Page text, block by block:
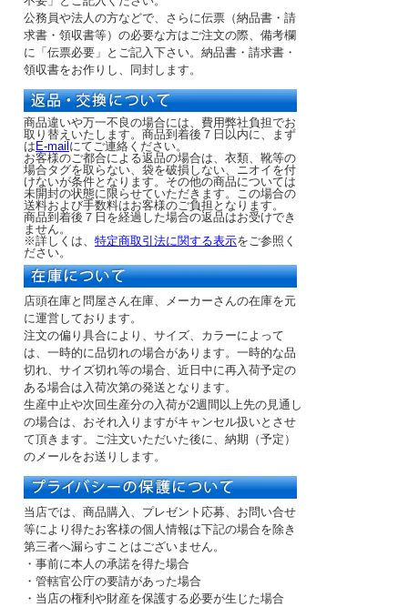
公務員や法人の方などで、さらに伝票（納品書・請
求書・領収書等）の必要な方はご注文の際、備考欄
に「伝票必要」とご記入下さい。納品書・請求書・
領収書をお作りし、同封します。
商品違いや万一不良の場合には、費用弊社負担でお
取り替えいたします。商品到着後７日以内に、まず
は E-mail にてご連絡ください。
お客様のご都合による返品の場合は、衣類、靴等の
場合タグを取らない、袋を破損しない、ニオイを付
けないが条件となります。その他の商品については
未開封の状態に限らせていただきます。この場合の
送料および手数料はお客様のご負担となります。
商品到着後７日を経過した場合の返品はお受けでき
ません。
※詳しくは、 特定商取引法に関する表示をご参照く
ださい。
店頭在庫と問屋さん在庫、メーカーさんの在庫を元
に運営しております。
注文の偏り具合により、サイズ、カラーによって
は、一時的に品切れの場合があります。一時的な品
切れ、サイズ切れ等の場合、近日中に再入荷予定の
ある場合は入荷次第の発送となります。
生産中止や次回生産分の入荷が2週間以上先の見通し
の場合は、おそれ入りますがキャンセル扱いとさせ
て頂きます。ご注文いただいた後に、納期（予定）
のメールをお送りします。
当店では、商品購入、プレゼント応募、お問い合せ
等により得たお客様の個人情報は下記の場合を除き
第三者へ漏らすことはございません。
・事前に本人の承諾を得た場合
・管轄官公庁の要請があった場合
・当店の権利や財産を保護する必要が生じた場合